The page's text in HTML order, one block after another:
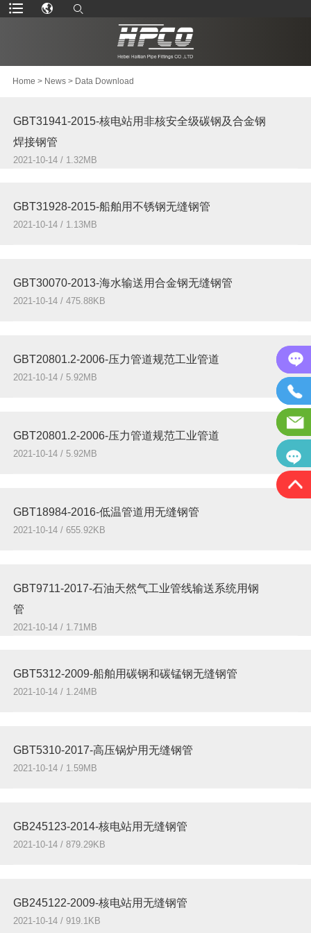
Home > News> Data Download
GBT31941-2015-核电站用非核安全级碳钢及合金钢
焊接钢管
2021-10-14 / 1.32MB
GBT31928-2015-船舶用不锈钢无缝钢管
2021-10-14 / 1.13MB
GBT30070-2013-海水输送用合金钢无缝钢管
2021-10-14 / 475.88KB
GBT20801.2-2006-压力管道规范工业管道
2021-10-14 / 5.92MB
GBT20801.2-2006-压力管道规范工业管道
2021-10-14 / 5.92MB
GBT18984-2016-低温管道用无缝钢管
2021-10-14 / 655.92KB
GBT9711-2017-石油天然气工业管线输送系统用钢
管
2021-10-14 / 1.71MB
GBT5312-2009-船舶用碳钢和碳锰钢无缝钢管
2021-10-14 / 1.24MB
GBT5310-2017-高压锅炉用无缝钢管
2021-10-14 / 1.59MB
GB245123-2014-核电站用无缝钢管
2021-10-14 / 879.29KB
GB245122-2009-核电站用无缝钢管
2021-10-14 / 919.1KB